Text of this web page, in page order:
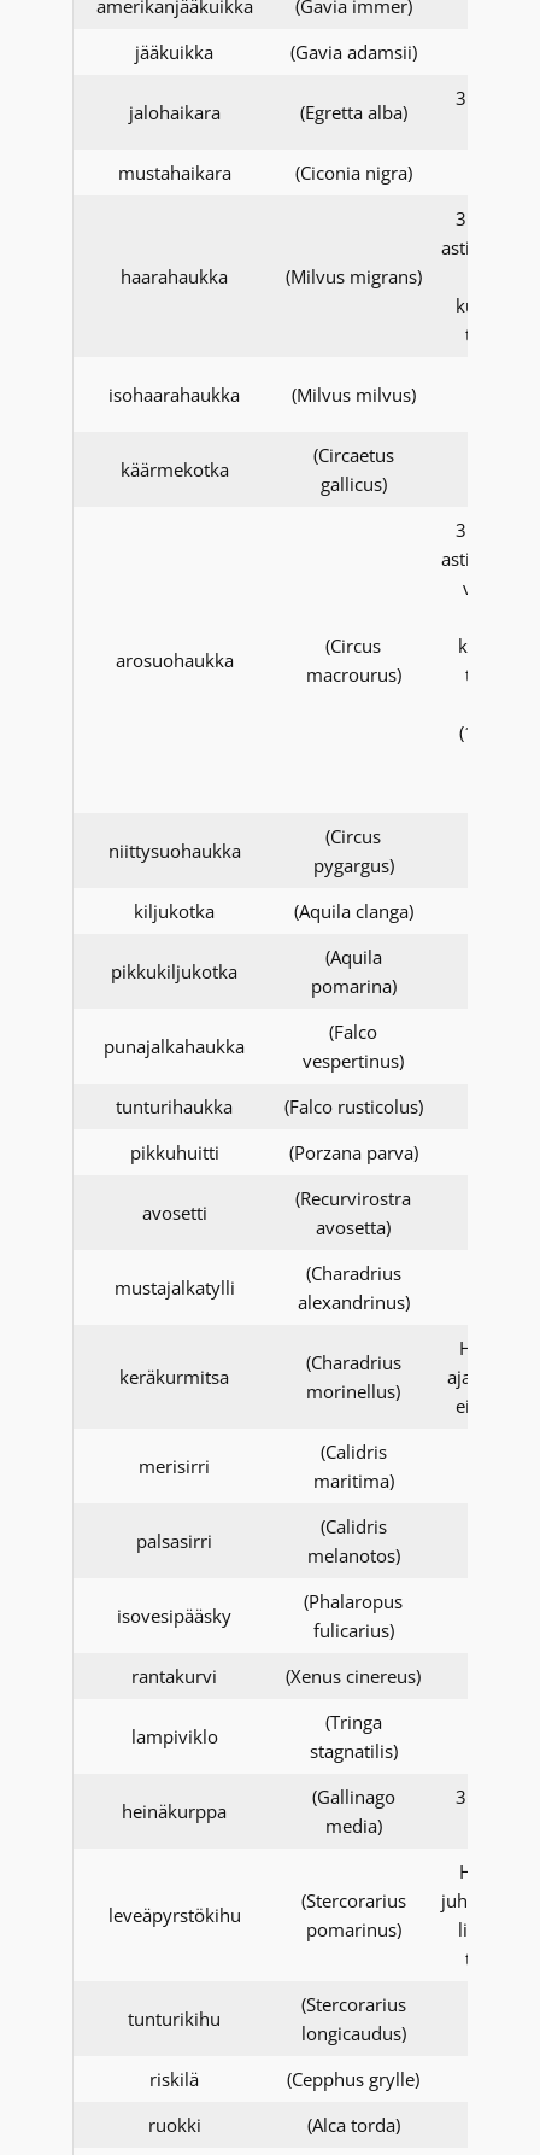
amerikanjääkuikka
(Gavia immer)
jääkuikka
(Gavia adamsii)
jalohaikara (Egretta alba)
mustahaikara
(Ciconia nigra)
haarahaukka (Milvus migrans)
asti,
kunnasta
isohaarahaukka (Milvus milvus)
käärmekotka
(Circaetus
gallicus)
arosuohaukka
(Circus
macrourus)
asti,
koiraista
(1.4.-
niittysuohaukka
(Circus
pygargus)
kiljukotka
(Aquila clanga)
pikkukiljukotka
(Aquila
pomarina)
punajalkahaukka
(Falco
vespertinus)
tunturihaukka
(Falco rusticolus)
pikkuhuitti
(Porzana parva)
avosetti
(Recurvirostra
avosetta)
mustajalkatylli
(Charadrius
alexandrinus)
keräkurmitsa
(Charadrius
morinellus)
ajalla 1.-
ei
merisirri
(Calidris
maritima)
palsasirri
(Calidris
melanotos)
isovesipääsky
(Phalaropus
fulicarius)
rantakurvi
(Xenus cinereus)
lampiviklo
(Tringa
stagnatilis)
heinäkurppa
(Gallinago
media)
leveäpyrstökihu
(Stercorarius
pomarinus)
linnuista
tunturikihu
(Stercorarius
longicaudus)
riskilä
(Cepphus grylle)
ruokki
(Alca torda)